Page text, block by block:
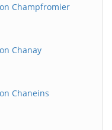
Champfromier
Chanay
Chaneins